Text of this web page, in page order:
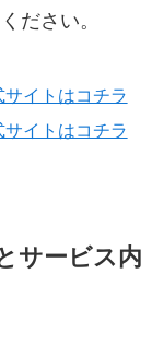
ださい。
イトはコチラ
イトはコチラ
サービス内